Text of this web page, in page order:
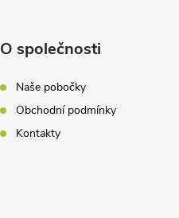
O společnosti
Naše pobočky
Obchodní podmínky
Kontakty